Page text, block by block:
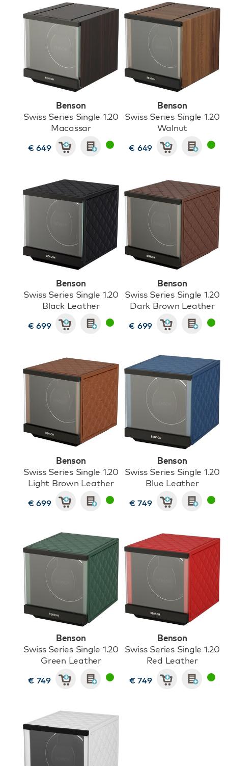
Benson
Swiss Series Single 1.20
Macassar
€ 649
Benson
Swiss Series Single 1.20
Walnut
€ 649
Benson
Swiss Series Single 1.20
Black Leather
€ 699
Benson
Swiss Series Single 1.20
Dark Brown Leather
€ 699
Benson
Swiss Series Single 1.20
Light Brown Leather
€ 699
Benson
Swiss Series Single 1.20
Blue Leather
€ 749
Benson
Swiss Series Single 1.20
Green Leather
€ 749
Benson
Swiss Series Single 1.20
Red Leather
€ 749